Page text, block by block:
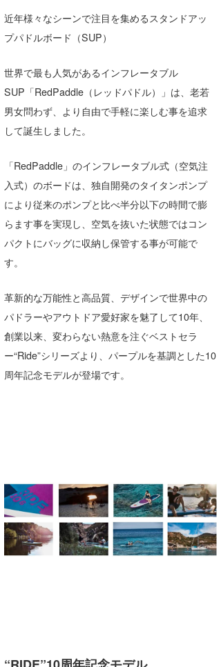
近年様々なシーンで注目を集めるスタンドアッ
プパドルボード（SUP）
世界で最も人気があるインフレータブル
SUP「RedPaddle（レッドパドル）」は、老若
男女問わず、より自由で手軽に楽しむ事を追求
して誕生しました。
「RedPaddle」のインフレータブル式（空気注
入式）のボードは、独自開発のタイタンポンプ
により従来のポンプと比べ半分以下の時間で膨
らます事を実現し、空気を抜いた状態ではコン
パクトにバッグに収納し保管する事が可能で
す。
革新的な万能性と高品質、デザインで世界中の
パドラーやアウトドア愛好家を魅了して10年、
創業以来、変わらない熱意を注ぐベストセラ
ー“Ride”シリーズより、パープルを基調とした10
周年記念モデルが登場です。
大阪
沖縄
サーファーズ
Core Surf Japan
Naoya Kimoto
Yasunari Inoue
Yoshiyuki Obata
arukasvision
メディア
Colors MAGAZINE
WAVAL
福島寿実子
中浦“JET”章
嵯峨明日香
大野”MAR”修聖
喜納海人
波伝説スタッフ
☆加藤
+☆maki☆+
H
KID
KOBU
波伝説